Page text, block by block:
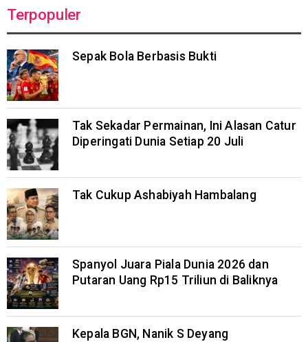
Terpopuler
Sepak Bola Berbasis Bukti
Tak Sekadar Permainan, Ini Alasan Catur
Diperingati Dunia Setiap 20 Juli
Tak Cukup Ashabiyah Hambalang
Spanyol Juara Piala Dunia 2026 dan
Putaran Uang Rp15 Triliun di Baliknya
Kepala BGN, Nanik S Deyang